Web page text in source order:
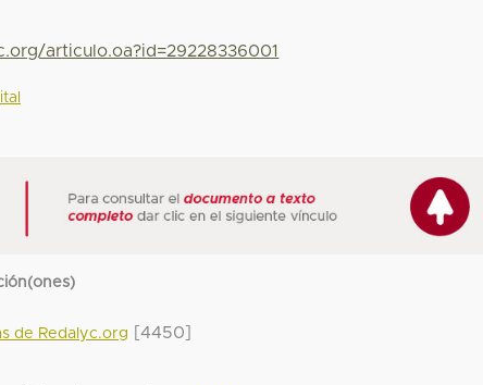
articulo.oa?id=29228336001
de Redalyc.org [4450]